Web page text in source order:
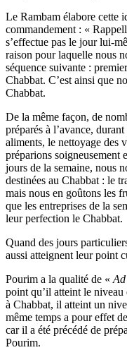
Le Rambam élabore cette
commandement : «
s’effectue pas le jour lui-
raison pour laquelle nous
séquence suivante :
Chabbat. C’est ainsi que
Chabbat.
De la même façon, de
préparés à l’avance,
aliments, le nettoyage des
préparions soigneusement
jours de la semaine, nous
destinées au Chabbat : le
mais nous en goûtons les
que les entreprises de la
leur perfection le Chabbat.
Quand des jours
aussi atteignent leur point
Pourim a la qualité de «
point qu’il atteint le
à Chabbat, il atteint un
même temps a pour effet
car il a été précédé de
Pourim.